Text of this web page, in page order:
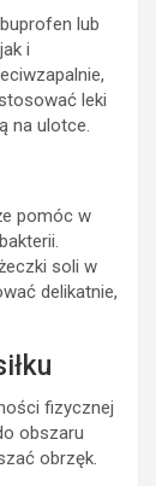
lub
i
leki
na ulotce.
pomóc w
soli w
delikatnie,
fizycznej
obszaru
obrzęk.